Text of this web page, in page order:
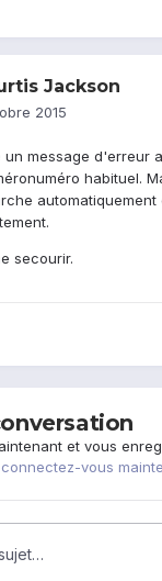
Jackson
2015
message d'erreur
habituel.
automatiquement
secourir.
et vous
connectez-vous